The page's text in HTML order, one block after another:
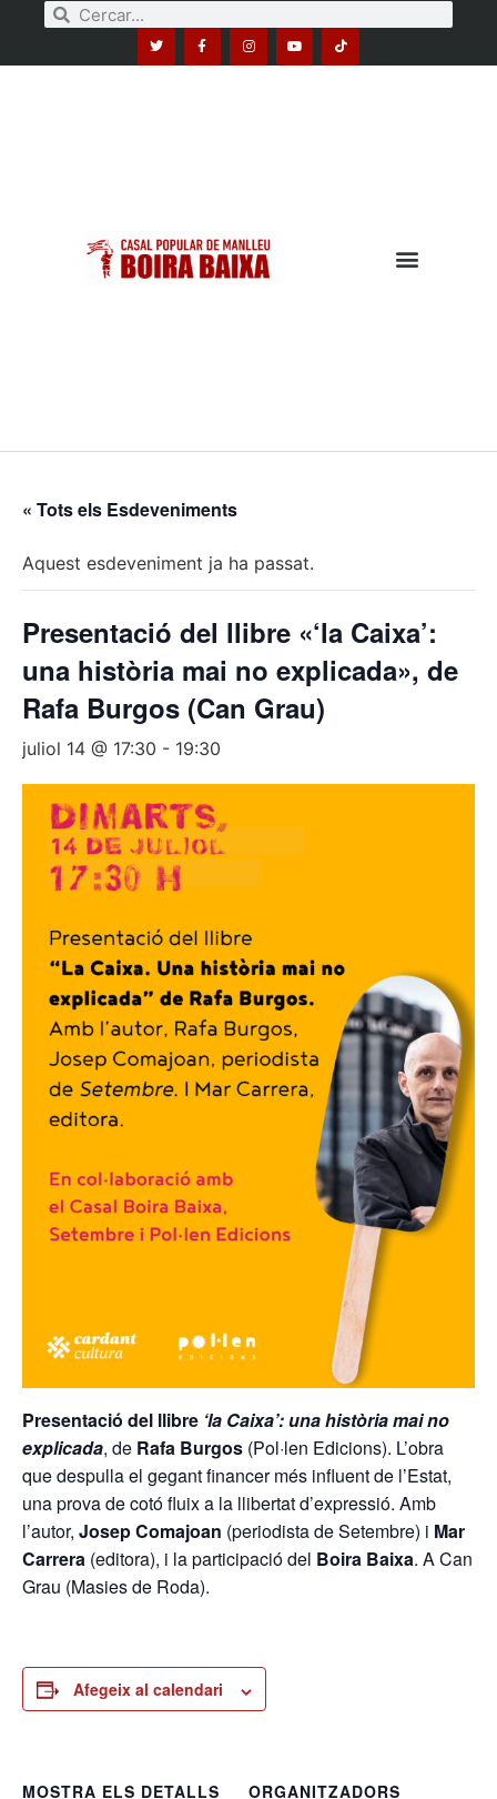
« Tots els Esdeveniments
Aquest esdeveniment ja ha passat.
Presentació del llibre «‘la Caixa’:
una història mai no explicada», de
Rafa Burgos (Can Grau)
juliol 14 @ 17:30 - 19:30
Presentació del llibre ‘la Caixa’: una història mai no
explicada, de Rafa Burgos (Pol·len Edicions). L’obra
que despulla el gegant financer més influent de l’Estat,
una prova de cotó fluix a la llibertat d’expressió. Amb
l’autor, Josep Comajoan (periodista de Setembre) i Mar
Carrera (editora), i la participació del Boira Baixa. A Can
Grau (Masies de Roda).
Afegeix al calendari
MOSTRA ELS DETALLS
ORGANITZADORS